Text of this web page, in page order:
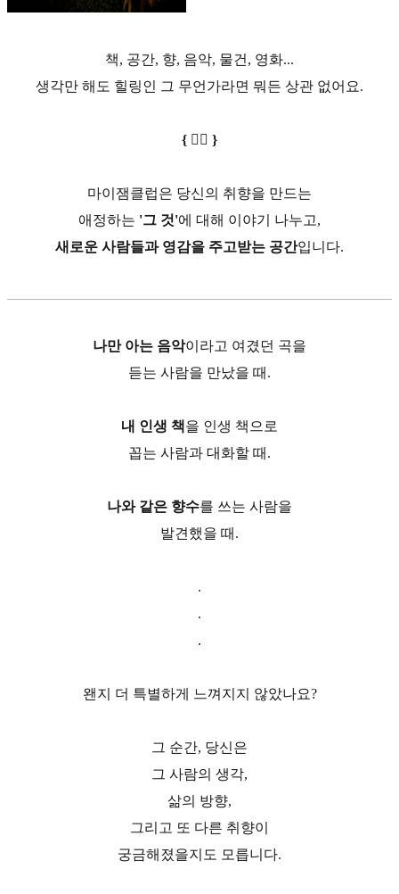
책, 공간, 향, 음악, 물건, 영화...
생각만 해도 힐링인 그 무언가라면 뭐든 상관 없어요.
{ ❤️‍🔥 }
마이잼클럽은 당신의 취향을 만드는
애정하는 '그 것'에 대해 이야기 나누고,
새로운 사람들과 영감을 주고받는 공간입니다.
나만 아는 음악이라고 여겼던 곡을
듣는 사람을 만났을 때.
내 인생 책을 인생 책으로
꼽는 사람과 대화할 때.
나와 같은 향수를 쓰는 사람을
발견했을 때.
.
.
.
왠지 더 특별하게 느껴지지 않았나요?
그 순간, 당신은
그 사람의 생각,
삶의 방향,
그리고 또 다른 취향이
궁금해졌을지도 모릅니다.